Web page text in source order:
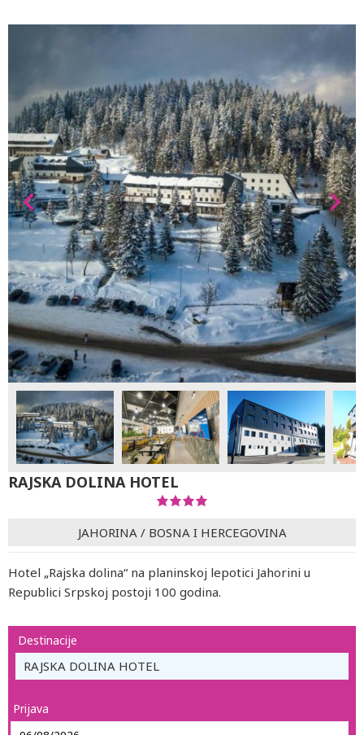
RAJSKA DOLINA HOTEL
JAHORINA / BOSNA I HERCEGOVINA
Hotel „Rajska dolina“ na planinskoj lepotici Jahorini u
Republici Srpskoj postoji 100 godina.
Destinacije
RAJSKA DOLINA HOTEL
Prijava